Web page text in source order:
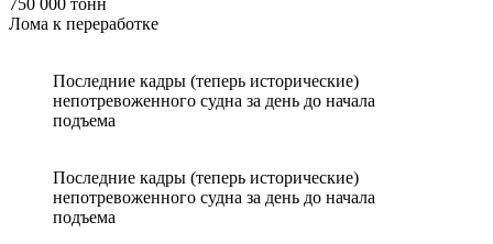
750 000 тонн
Лома к переработке
Последние кадры (теперь исторические)
непотревоженного судна за день до начала
подъема
Последние кадры (теперь исторические)
непотревоженного судна за день до начала
подъема